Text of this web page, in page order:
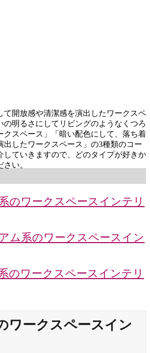
て開放感や清潔感を演出したワークスペ
の明るさにしてリビングのようなくつろ
クスペース」「暗い配色にして、落ち着
出したワークスペース」の3種類のコー
していきますので、どのタイプが好きか
い。
のワークスペースインテリ
ム系のワークスペースイン
のワークスペースインテリ
ワークスペースイン